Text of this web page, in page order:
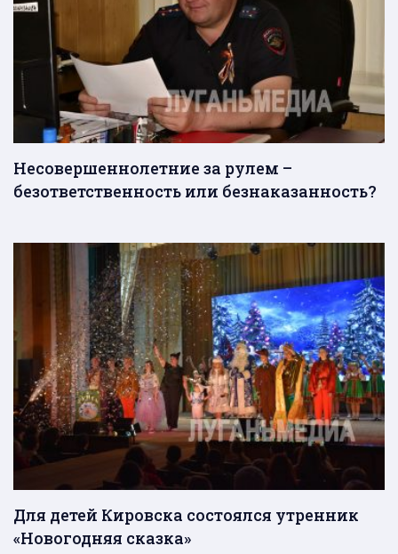
Несовершеннолетние за рулем –
безответственность или безнаказанность?
Для детей Кировска состоялся утренник
«Новогодняя сказка»